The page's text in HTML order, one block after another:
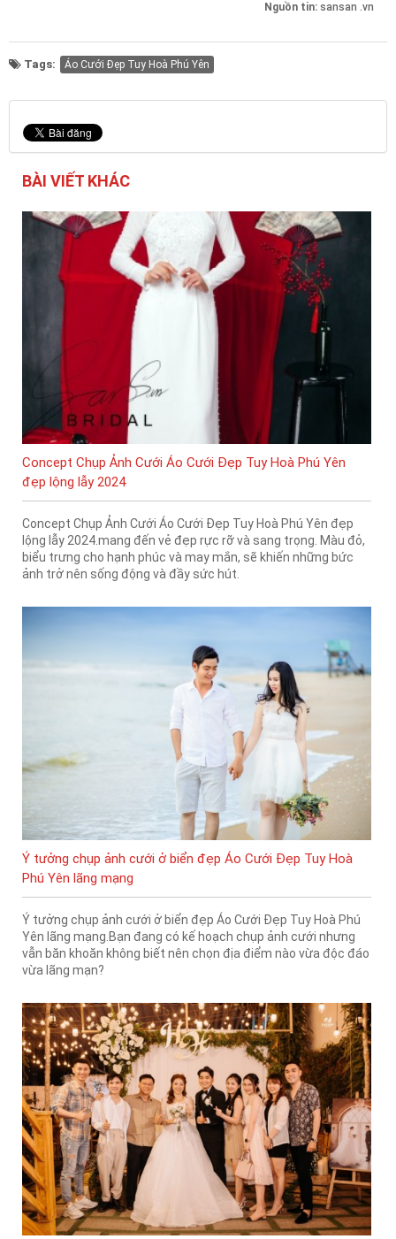
Nguồn tin: sansan .vn
Tags: Áo Cưới Đẹp Tuy Hoà Phú Yên
BÀI VIẾT KHÁC
Concept Chụp Ảnh Cưới Áo Cưới Đẹp Tuy Hoà Phú Yên
đẹp lộng lẫy 2024
Concept Chụp Ảnh Cưới Áo Cưới Đẹp Tuy Hoà Phú Yên đẹp
lộng lẫy 2024.mang đến vẻ đẹp rực rỡ và sang trọng. Màu đỏ,
biểu trưng cho hạnh phúc và may mắn, sẽ khiến những bức
ảnh trở nên sống động và đầy sức hút.
Ý tưởng chụp ảnh cưới ở biển đẹp Áo Cưới Đẹp Tuy Hoà
Phú Yên lãng mạng
Ý tưởng chụp ảnh cưới ở biển đẹp Áo Cưới Đẹp Tuy Hoà Phú
Yên lãng mạng.Bạn đang có kế hoạch chụp ảnh cưới nhưng
vẫn băn khoăn không biết nên chọn địa điểm nào vừa độc đáo
vừa lãng mạn?